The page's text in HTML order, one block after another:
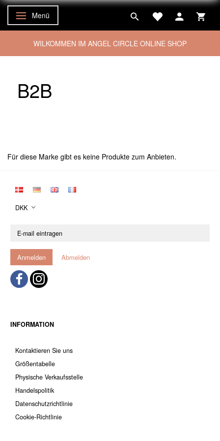
Anzeige ändern
Menü
WILKOMMEN IM ANGEL CIRCLE ONLINE SHOP
B2B
Für diese Marke gibt es keine Produkte zum Anbieten.
DKK
mail
Anmelden Abmelden
INFORMATION
Kontaktieren Sie uns
Größentabelle
Physische Verkaufsstelle
Handelspolitik
Datenschutzrichtlinie
Cookie-Richtlinie